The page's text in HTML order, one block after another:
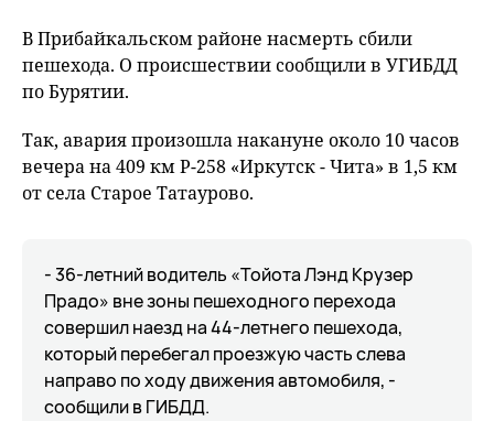
В Прибайкальском районе насмерть сбили
пешехода. О происшествии сообщили в УГИБДД
по Бурятии.
Так, авария произошла накануне около 10 часов
вечера на 409 км Р-258 «Иркутск - Чита» в 1,5 км
от села Старое Татаурово.
- 36-летний водитель «Тойота Лэнд Крузер
Прадо» вне зоны пешеходного перехода
совершил наезд на 44-летнего пешехода,
который перебегал проезжую часть слева
направо по ходу движения автомобиля, -
сообщили в ГИБДД.